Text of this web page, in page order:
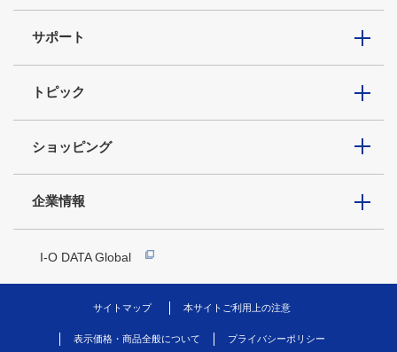
サポート
トピック
ショッピング
企業情報
I-O DATA Global
サイトマップ 本サイトご利用上の注意
表示価格・商品全般について プライバシーポリシー